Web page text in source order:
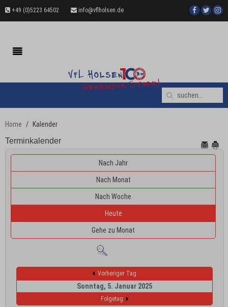
+49 (0)5223 64502 info@vflholsen.de
Home Kalender
Terminkalender
Nach Jahr
Nach Monat
Nach Woche
Heute
Gehe zu Monat
Vorheriger Tag
Sonntag, 5. Januar 2025
Folgetag